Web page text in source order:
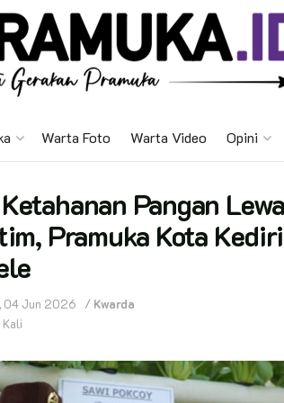
Warta Foto Warta Video Opini
Pangan
Pramuka Kota
04 Jun 2026 / Kwarda
Kali